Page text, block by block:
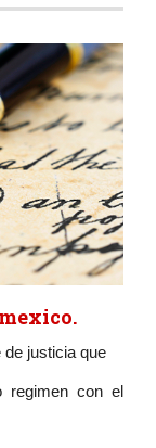
justicia que
regimen con el